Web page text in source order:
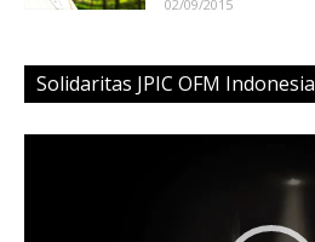
02/09/2015
Solidaritas JPIC OFM Indonesia